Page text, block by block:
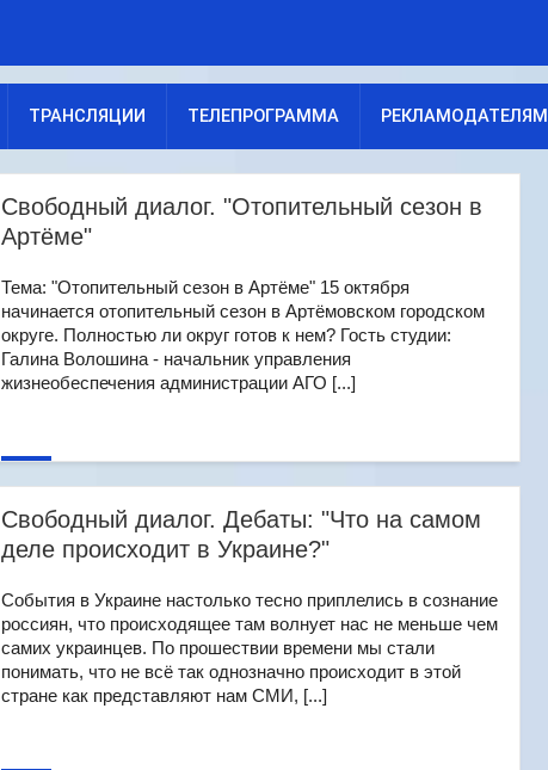
ТРАНСЛЯЦИИ ТЕЛЕПРОГРАММА РЕКЛАМОДАТЕЛЯМ
Свободный диалог. "Отопительный сезон в
Артёме"
Тема: "Отопительный сезон в Артёме" 15 октября
начинается отопительный сезон в Артёмовском городском
округе. Полностью ли округ готов к нем? Гость студии:
Галина Волошина - начальник управления
жизнеобеспечения администрации АГО [...]
Свободный диалог. Дебаты: "Что на самом
деле происходит в Украине?"
События в Украине настолько тесно приплелись в сознание
россиян, что происходящее там волнует нас не меньше чем
самих украинцев. По прошествии времени мы стали
понимать, что не всё так однозначно происходит в этой
стране как представляют нам СМИ, [...]